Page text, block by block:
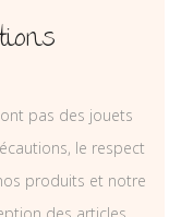
pas des jouets
le respect
produits et notre